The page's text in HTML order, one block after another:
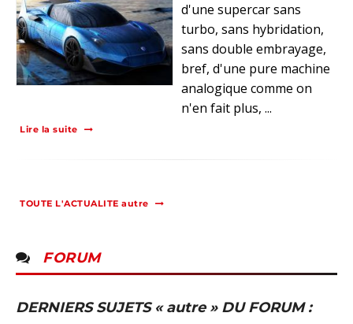
d'une supercar sans
turbo, sans hybridation,
sans double embrayage,
bref, d'une pure machine
analogique comme on
n'en fait plus, ...
Lire la suite
TOUTE L'ACTUALITE autre
FORUM
DERNIERS SUJETS « autre » DU FORUM :